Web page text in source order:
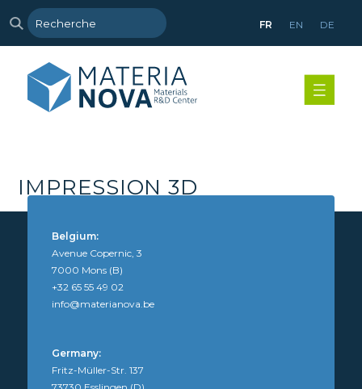
FR EN DE
IMPRESSION 3D
Belgium:
Avenue Copernic, 3
7000 Mons (B)
+32 65 55 49 02
info@materianova.be
Germany:
Fritz-Müller-Str. 137